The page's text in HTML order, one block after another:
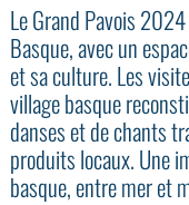
Le Grand Pavois
Basque, avec un
et sa culture. Les
village basque
danses et de chants
produits locaux. Une
basque, entre mer et